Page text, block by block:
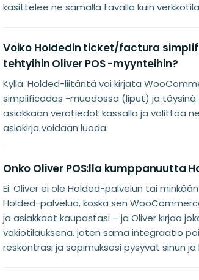
käsittelee ne samalla tavalla kuin
Voiko Holdedin ticket/factura
tehtyihin Oliver POS -myynteihin?
Kyllä. Holded-liitäntä voi kirjata
simplificadas -muodossa (liput) ja täysinä
asiakkaan verotiedot kassalla ja välittää
asiakirja voidaan luoda.
Onko Oliver POS:lla kumppanuutta
Ei. Oliver ei ole Holded-palvelun tai
Holded-palvelua, koska sen
ja asiakkaat kaupastasi – ja Oliver kirjaa
vakiotilauksena, joten sama integraatio
reskontrasi ja sopimuksesi pysyvät sinun